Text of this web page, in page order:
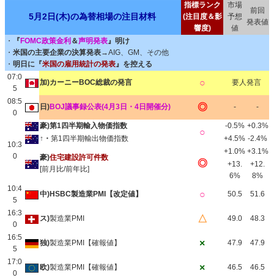
5月2日(木)の為替相場の注目材料
指標ランク
(注目度＆影
響度)
市場
予想
値
前回
発表値
・ 『 FOMC政策金利 ＆声明発表』明け
・ 米国の主要企業の決算発表→AIG、GM、その他
・ 明日に『米国の雇用統計の発表』を控える
07:0
5
加)カーニーBOC総裁の発言 ○ 要人発言
08:5
0
日)BOJ議事録公表(4月3日・4日開催分) ◎ - -
10:3
0
豪)第1四半期輸入物価指数
○
-0.5% +0.3%
↑・ 第1四半期輸出物価指数 +4.5% -2.4%
豪)住宅建設許可件数
[前月比/前年比]
◎
+1.0% +3.1%
+13.
6%
+12.
8%
10:4
5
中)HSBC製造業PMI【改定値】 ○ 50.5 51.6
16:3
0
ス)製造業PMI △ 49.0 48.3
16:5
5
独)製造業PMI【確報値】 × 47.9 47.9
17:0
0
欧)製造業PMI【確報値】 × 46.5 46.5